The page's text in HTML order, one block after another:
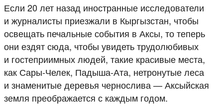
Если 20 лет назад иностранные исследователи
и журналисты приезжали в Кыргызстан, чтобы
освещать печальные события в Аксы, то теперь
они ездят сюда, чтобы увидеть трудолюбивых
и гостеприимных людей, такие красивые места,
как Сары-Челек, Падыша-Ата, нетронутые леса
и знаменитые деревья чернослива — Аксыйская
земля преображается с каждым годом.